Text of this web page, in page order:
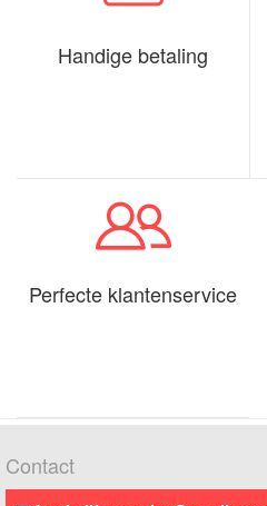
Handige betaling
Perfecte klantenservice
Contact